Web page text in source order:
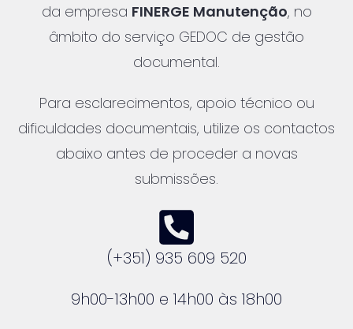
da empresa FINERGE Manutenção, no
âmbito do serviço GEDOC de gestão
documental.
Para esclarecimentos, apoio técnico ou
dificuldades documentais, utilize os contactos
abaixo antes de proceder a novas
submissões.
(+351) 935 609 520
9h00-13h00 e 14h00 às 18h00